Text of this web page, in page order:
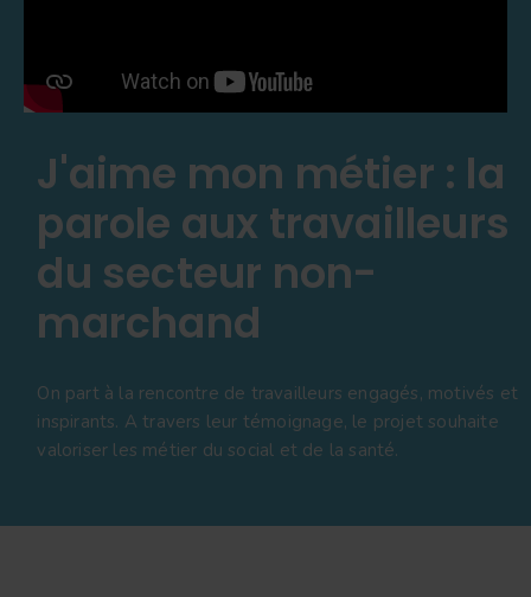
J'aime mon métier : la
parole aux travailleurs
du secteur non-
marchand
On part à la rencontre de travailleurs engagés, motivés et
inspirants. A travers leur témoignage, le projet souhaite
valoriser les métier du social et de la santé.